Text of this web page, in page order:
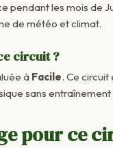
pendant les mois de
de météo et climat.
circuit ?
à Facile. Ce
sans
pour ce